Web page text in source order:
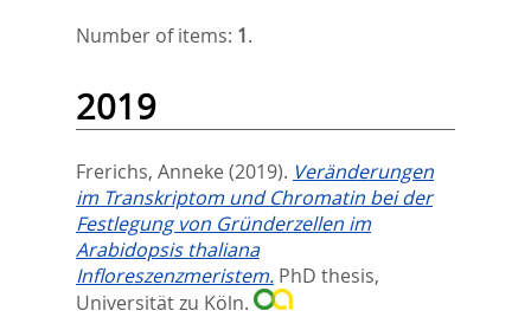
Number of items: 1.
2019
Frerichs, Anneke (2019). Veränderungen
im Transkriptom und Chromatin bei der
Festlegung von Gründerzellen im
Arabidopsis thaliana
Infloreszenzmeristem. PhD thesis,
Universität zu Köln.